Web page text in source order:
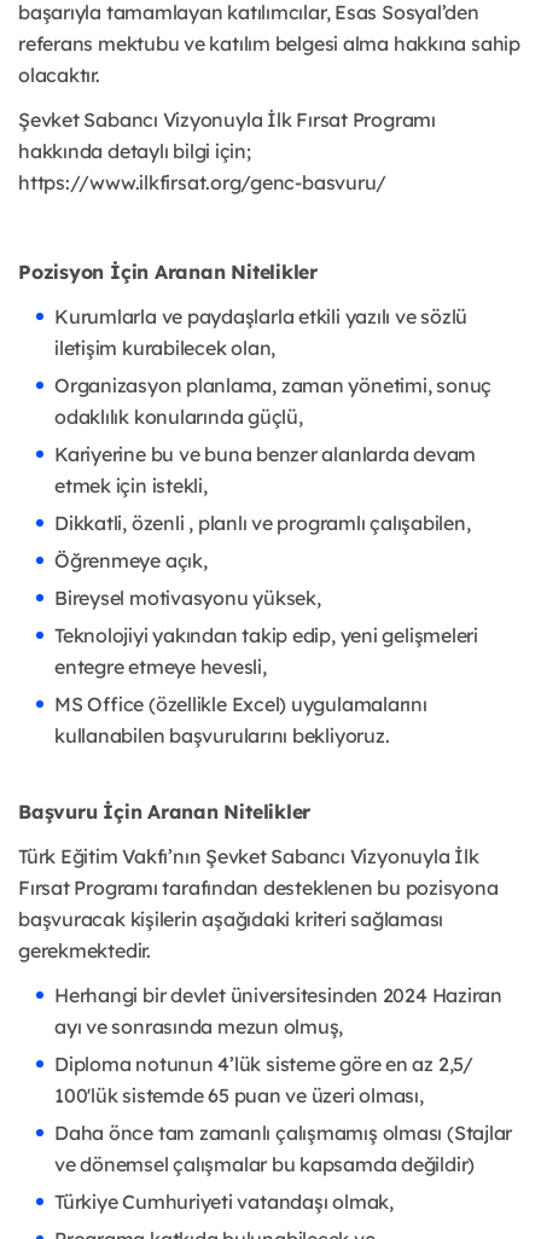
başarıyla tamamlayan katılımcılar, Esas Sosyal’den
referans mektubu ve katılım belgesi alma hakkına sahip
olacaktır.
Şevket Sabancı Vizyonuyla İlk Fırsat Programı
hakkında detaylı bilgi için;
https://www.ilkfirsat.org/genc-basvuru/
Pozisyon İçin Aranan Nitelikler
Kurumlarla ve paydaşlarla etkili yazılı ve sözlü
iletişim kurabilecek olan,
Organizasyon planlama, zaman yönetimi, sonuç
odaklılık konularında güçlü,
Kariyerine bu ve buna benzer alanlarda devam
etmek için istekli,
Dikkatli, özenli , planlı ve programlı çalışabilen,
Öğrenmeye açık,
Bireysel motivasyonu yüksek,
Teknolojiyi yakından takip edip, yeni gelişmeleri
entegre etmeye hevesli,
MS Office (özellikle Excel) uygulamalarını
kullanabilen başvurularını bekliyoruz.
Başvuru İçin Aranan Nitelikler
Türk Eğitim Vakfı’nın Şevket Sabancı Vizyonuyla İlk
Fırsat Programı tarafından desteklenen bu pozisyona
başvuracak kişilerin aşağıdaki kriteri sağlaması
gerekmektedir.
Herhangi bir devlet üniversitesinden 2024 Haziran
ayı ve sonrasında mezun olmuş,
Diploma notunun 4’lük sisteme göre en az 2,5/
100'lük sistemde 65 puan ve üzeri olması,
Daha önce tam zamanlı çalışmamış olması (Stajlar
ve dönemsel çalışmalar bu kapsamda değildir)
Türkiye Cumhuriyeti vatandaşı olmak,